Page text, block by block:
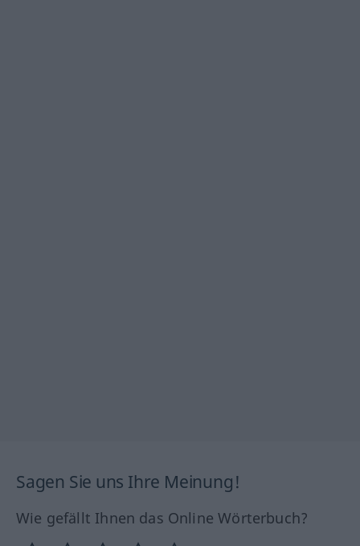
Sagen Sie uns Ihre Meinung!
Wie gefällt Ihnen das Online Wörterbuch?